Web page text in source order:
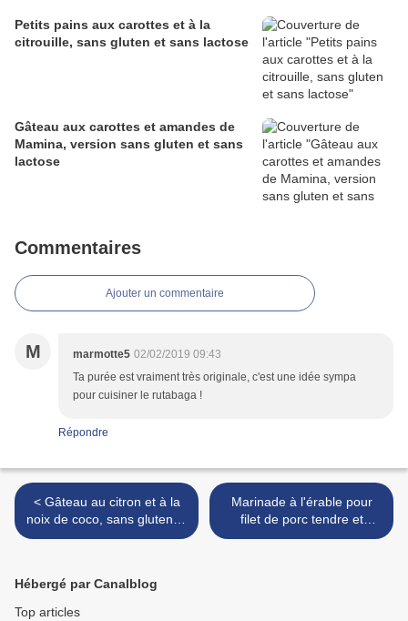
Petits pains aux carottes et à la
citrouille, sans gluten et sans lactose
Gâteau aux carottes et amandes de
Mamina, version sans gluten et sans
lactose
Commentaires
Ajouter un commentaire
M marmotte5 02/02/2019 09:43
Ta purée est vraiment très originale, c'est une idée sympa
pour cuisiner le rutabaga !
Répondre
< Gâteau au citron et à la
noix de coco, sans gluten et
sans lactose
Marinade à l'érable pour
filet de porc tendre et
juteux, sans gluten et sans
Hébergé par Canalblog
Top articles